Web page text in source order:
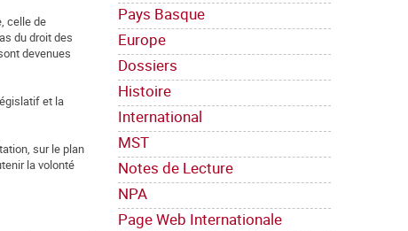
Pays Basque
Europe
Dossiers
Histoire
International
MST
Notes de Lecture
NPA
Page Web Internationale
celle de
du droit des
devenues
et la
sur le plan
la volonté